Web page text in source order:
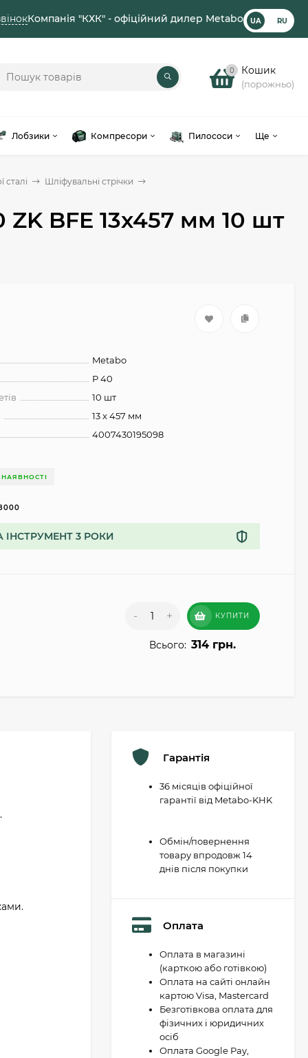
Компанія "КХК" - офіційний дилер Metabo UA RU
0 Кошик
(порожньо)
Лобзики Компресори Пилососи Ще
сталі
Шліфувальні стрічки
BFE 13x457 мм 10 шт
Metabo
Р 40
10 шт
13 x 457 мм
4007430195098
НАЯВНОСТІ
ІНСТРУМЕНТ 3 РОКИ
- + КУПИТИ
Всього: 314 грн.
Гарантія
36 місяців офіційної
гарантії від Metabo-KHK
Обмін/повернення
товару впродовж 14
днів після покупки
Оплата
Оплата в магазині
(карткою або готівкою)
Оплата на сайті онлайн
картою Visa, Mastercard
Безготівкова оплата для
фізичних і юридичних
осіб
Оплата Google Pay,